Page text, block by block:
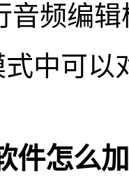
音频编辑
中可
件怎么加